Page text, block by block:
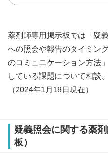
薬剤師専用掲示板では「疑
への照会や報告のタイミン
のコミュニケーション方法
している課題について相談
（2024年1月18日現在）
疑義照会に関する薬
板）